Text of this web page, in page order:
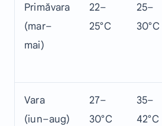
Primăvara
(mar–
mai)
22–
25°C
25–
30°C
Vara
(iun–aug)
27–
30°C
35–
42°C